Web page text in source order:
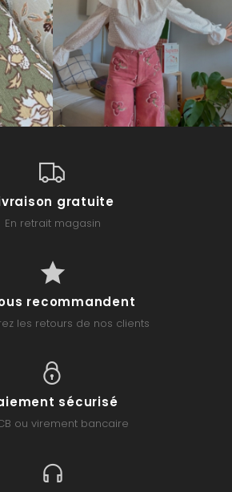
gratuite
En retrait magasin
recommandent
les retours de nos clients
sécurisé
ou virement bancaire